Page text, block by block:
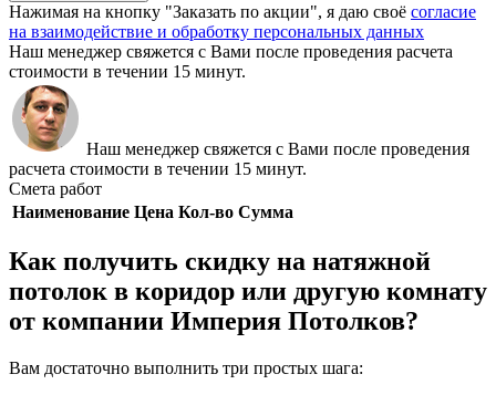
Нажимая на кнопку "Заказать по акции", я даю своё согласие
на взаимодействие и обработку персональных данных
Наш менеджер свяжется с Вами после проведения расчета
стоимости в течении 15 минут.
Наш менеджер свяжется с Вами после проведения
расчета стоимости в течении 15 минут.
Смета работ
Наименование Цена Кол-во Сумма
Как получить скидку на натяжной
потолок в коридор или другую комнату
от компании Империя Потолков?
Вам достаточно выполнить три простых шага: